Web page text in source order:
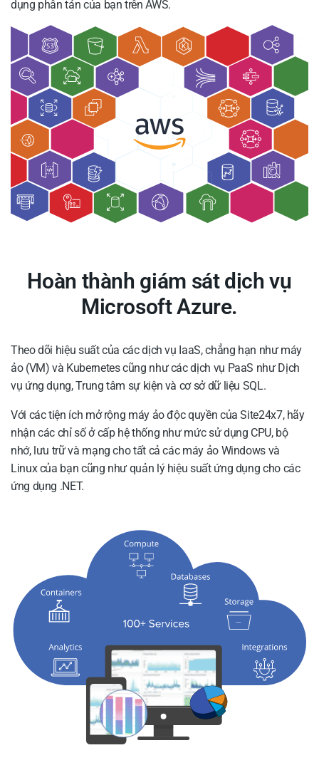
dụng phân tán của bạn trên AWS.
Hoàn thành giám sát dịch vụ
Microsoft Azure.
Theo dõi hiệu suất của các dịch vụ IaaS, chẳng hạn như máy
ảo (VM) và Kubernetes cũng như các dịch vụ PaaS như Dịch
vụ ứng dụng, Trung tâm sự kiện và cơ sở dữ liệu SQL.
Với các tiện ích mở rộng máy ảo độc quyền của Site24x7, hãy
nhận các chỉ số ở cấp hệ thống như mức sử dụng CPU, bộ
nhớ, lưu trữ và mạng cho tất cả các máy ảo Windows và
Linux của bạn cũng như quản lý hiệu suất ứng dụng cho các
ứng dụng .NET.